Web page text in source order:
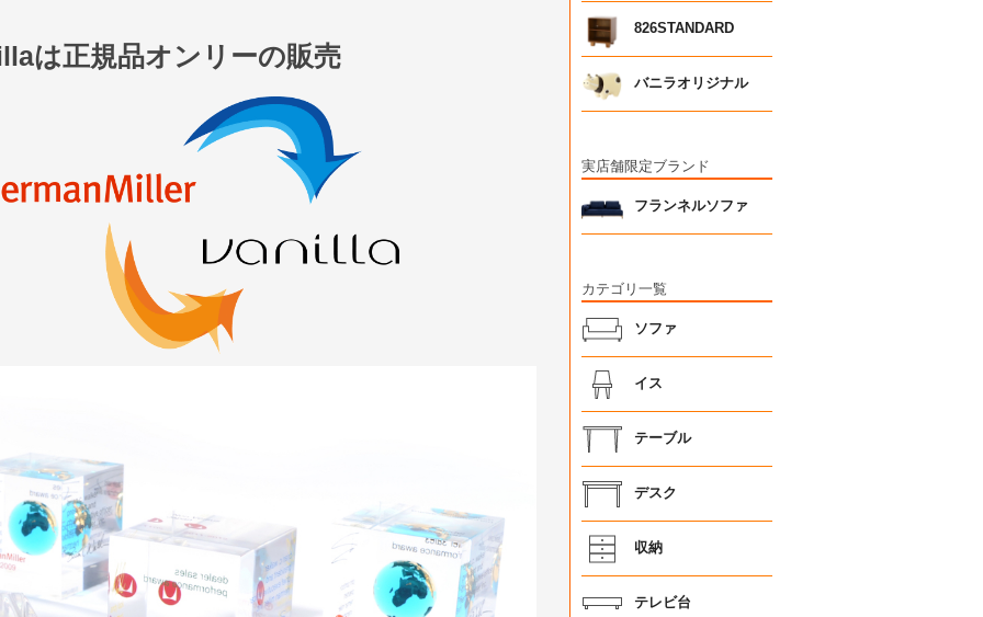
は正規品オンリーの販売
826STANDARD
バニラオリジナル
実店舗限定ブランド
フランネルソファ
カテゴリ一覧
ソファ
イス
テーブル
デスク
収納
テレビ台